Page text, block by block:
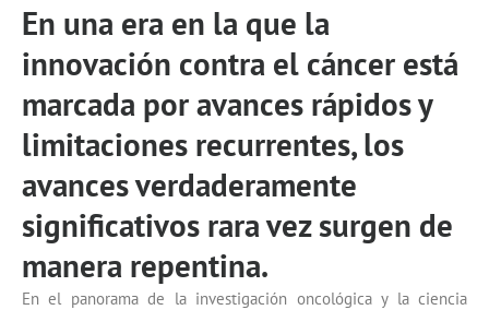
En una era en la que la
innovación contra el cáncer está
marcada por avances rápidos y
limitaciones recurrentes, los
avances verdaderamente
significativos rara vez surgen de
manera repentina.
En el panorama de la investigación oncológica y la ciencia